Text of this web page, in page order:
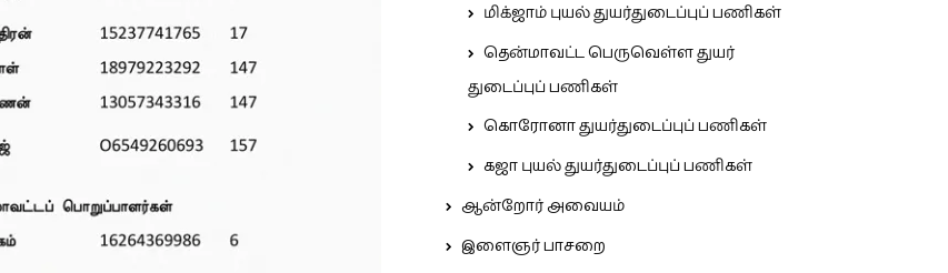
மிக்ஜாம் புயல் துயர்துடைப்புப் பணிகள்
தென்மாவட்ட பெருவெள்ள துயர்
துடைப்புப் பணிகள்
கொரோனா துயர்துடைப்புப் பணிகள்
கஜா புயல் துயர்துடைப்புப் பணிகள்
ஆன்றோர் அவையம்
இளைஞர் பாசறை